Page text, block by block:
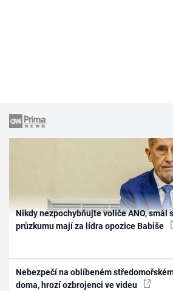
Nikdy nezpochybňujte voliče ANO, smál
průzkumu mají za lídra opozice Babiše
Nebezpečí na oblíbeném
doma, hrozí ozbrojenci ve videu